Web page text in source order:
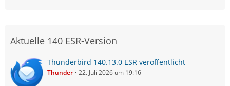
Aktuelle 140 ESR-Version
Thunderbird 140.13.0 ESR veröffentlicht
Thunder 22. Juli 2026 um 19:16